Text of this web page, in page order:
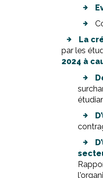
La
par les
2024 à